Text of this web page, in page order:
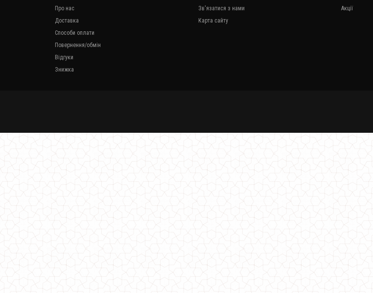
Вітровка жіноча оверсайз
730.00грн.
Жіноча вітровка великого розміру
Про нас
Доставка
Способи оплати
Повернення/обмін
Відгуки
Знижка
Зв'язатися з нами
Карта сайту
Акції